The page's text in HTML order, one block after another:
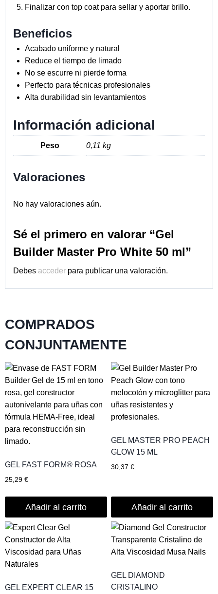
Finalizar con top coat para sellar y aportar brillo.
Beneficios
Acabado uniforme y natural
Reduce el tiempo de limado
No se escurre ni pierde forma
Perfecto para técnicas profesionales
Alta durabilidad sin levantamientos
Información adicional
Peso 0,11 kg
Valoraciones
No hay valoraciones aún.
Sé el primero en valorar “Gel
Builder Master Pro White 50 ml”
Debes acceder para publicar una valoración.
COMPRADOS
CONJUNTAMENTE
GEL FAST FORM® ROSA
25,29 €
Añadir al carrito
GEL MASTER PRO PEACH
GLOW 15 ML
30,37 €
Añadir al carrito
GEL EXPERT CLEAR 15
GEL DIAMOND
CRISTALINO